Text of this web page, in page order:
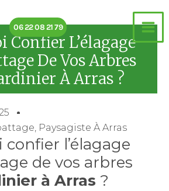
06 22 08 21 79
Confier L’élagage
De Vos Arbres
À Arras ?
, Paysagiste À Arras
confier l’élagage
de vos arbres
à Arras ?